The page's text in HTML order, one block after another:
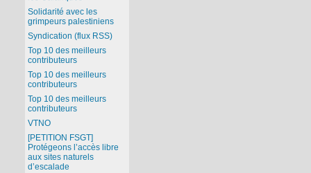
Solidarité avec les
grimpeurs palestiniens
Syndication (flux RSS)
Top 10 des meilleurs
contributeurs
Top 10 des meilleurs
contributeurs
Top 10 des meilleurs
contributeurs
VTNO
[PETITION FSGT]
Protégeons l’accès libre
aux sites naturels
d’escalade